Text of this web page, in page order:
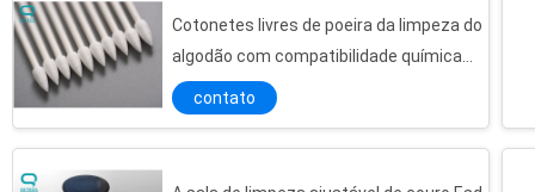
Cotonetes livres de poeira da limpeza do
algodão com compatibilidade química
excelente
contato